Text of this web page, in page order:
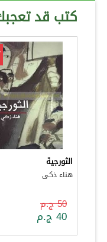
كتب قد
الثورجية
هناء ذكى
50 ج.م
40 ج.م